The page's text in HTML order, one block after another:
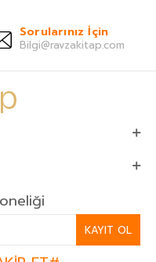
Sorularınız İçin
Bilgi@ravzakitap.com
KAYIT OL